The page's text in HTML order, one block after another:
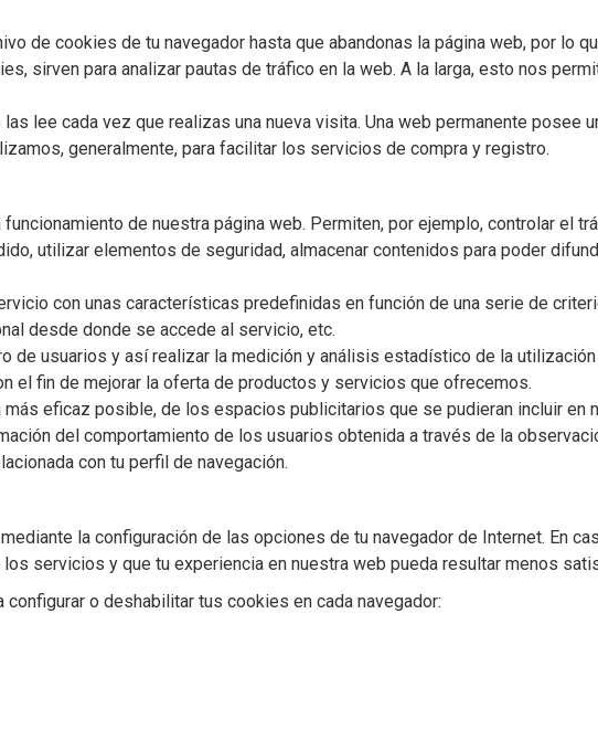
de cookies de tu navegador hasta que abandonas la página web, por lo
sirven para analizar pautas de tráfico en la web. A la larga, esto nos
lee cada vez que realizas una nueva visita. Una web permanente posee
generalmente, para facilitar los servicios de compra y registro.
de nuestra página web. Permiten, por ejemplo, controlar el
utilizar elementos de seguridad, almacenar contenidos para poder
con unas características predefinidas en función de una serie de
desde donde se accede al servicio, etc.
de usuarios y así realizar la medición y análisis estadístico de la
el fin de mejorar la oferta de productos y servicios que ofrecemos.
eficaz posible, de los espacios publicitarios que se pudieran incluir en
del comportamiento de los usuarios obtenida a través de la
con tu perfil de navegación.
la configuración de las opciones de tu navegador de Internet. En
servicios y que tu experiencia en nuestra web pueda resultar menos
o deshabilitar tus cookies en cada navegador: